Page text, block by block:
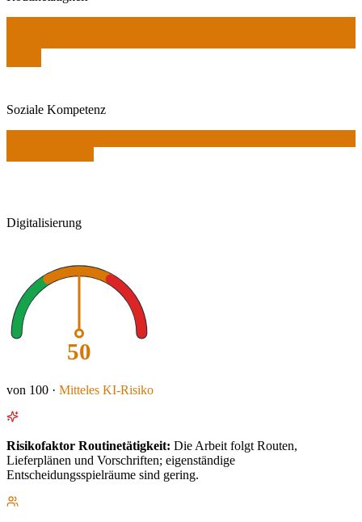
Soziale Kompetenz
Digitalisierung
50
von 100 · Mitteles KI-Risiko
Risikofaktor Routinetätigkeit: Die Arbeit folgt Routen,
Lieferplänen und Vorschriften; eigenständige
Entscheidungsspielräume sind gering.